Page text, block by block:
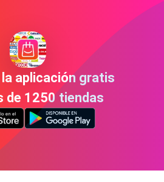
aplicación gratis
de 1250 tiendas